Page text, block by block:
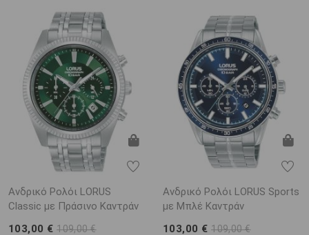
Ανδρικό Ρολόι LORUS
Classic με Πράσινο Καντράν
103,00 €109,00 €
Ανδρικό Ρολόι LORUS Sports
με Μπλέ Καντράν
103,00 €109,00 €